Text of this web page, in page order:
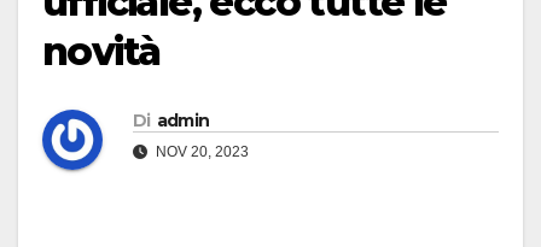
novità
Di admin
NOV 20, 2023